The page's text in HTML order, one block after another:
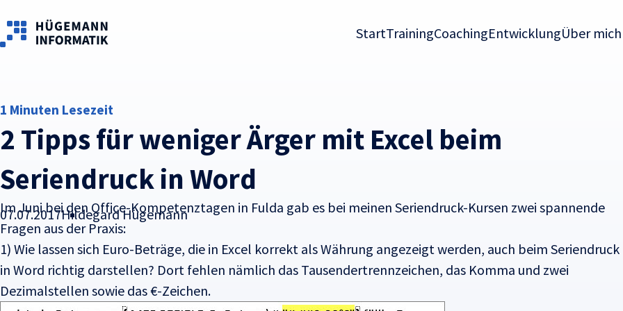
StartTrainingCoachingEntwicklungÜber mich
1 Minuten Lesezeit
2 Tipps für weniger Ärger mit Excel beim
Seriendruck in Word
07.07.2017Hildegard Hügemann
Im Juni bei den Office-Kompetenztagen in Fulda gab es bei meinen Seriendruck-Kursen zwei spannende
Fragen aus der Praxis:
1) Wie lassen sich Euro-Beträge, die in Excel korrekt als Währung angezeigt werden, auch beim Seriendruck
in Word richtig darstellen? Dort fehlen nämlich das Tausendertrennzeichen, das Komma und zwei
Dezimalstellen sowie das €-Zeichen.